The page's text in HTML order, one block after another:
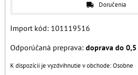
Doručenia
Import kód: 101119516
doprava do 0,5
Osobne